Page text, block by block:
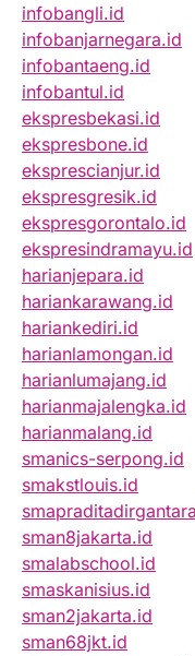
infobangli.id
infobanjarnegara.id
infobantaeng.id
infobantul.id
ekspresbekasi.id
ekspresbone.id
eksprescianjur.id
ekspresgresik.id
ekspresgorontalo.id
ekspresindramayu.id
harianjepara.id
hariankarawang.id
hariankediri.id
harianlamongan.id
harianlumajang.id
harianmajalengka.id
harianmalang.id
smanics-serpong.id
smakstlouis.id
sman8jakarta.id
smalabschool.id
smaskanisius.id
sman2jakarta.id
sman68jkt.id